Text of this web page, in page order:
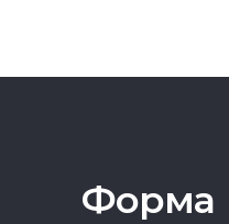
Форма